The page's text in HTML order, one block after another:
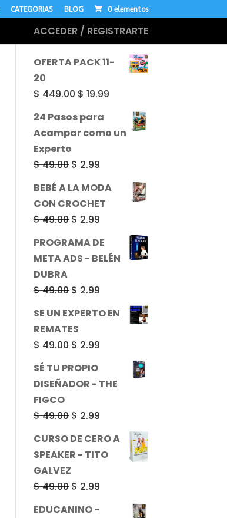
CATEGORIAS BLOG 0 elementos
ACCEDER / REGISTRARTE
MÁS CURSOS
OFERTA PACK 11-
20
$449.00 El
original
$ 19.99
precio
actual
24 Pasos para
Acampar como un
Experto
$49.00 El
era:
$ 49.00.
$ 2.99
BEBÉ A LA MODA
CON CROCHET
$49.00 El
$ 49.00.
$ 2.99
precio
actual
PROGRAMA DE
META ADS - BELÉN
DUBRA
$49.00 El
era:
$ 49.00.
$ 2.99
precio
actual
SE UN EXPERTO EN
REMATES
$49.00 El
$ 49.00.
$ 2.99
SÉ TU PROPIO
DISEÑADOR - THE
FIGCO
$49.00 El
$ 49.00.
$ 2.99
precio
actual
CURSO DE CERO A
SPEAKER - TITO
GALVEZ
$49.00 El
$ 2.99
EDUCANINO -